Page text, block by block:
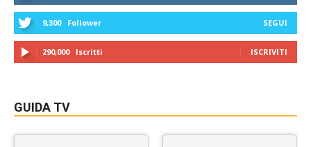
9,300 Follower SEGUI
290,000 Iscritti ISCRIVITI
GUIDA TV